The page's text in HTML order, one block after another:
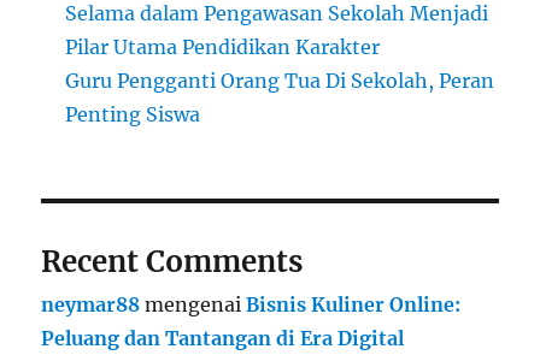
Selama dalam Pengawasan Sekolah Menjadi
Pilar Utama Pendidikan Karakter
Guru Pengganti Orang Tua Di Sekolah, Peran
Penting Siswa
Recent Comments
neymar88 mengenaiBisnis Kuliner Online:
Peluang dan Tantangan di Era Digital